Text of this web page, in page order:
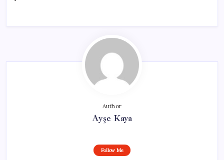
Author
Ayşe Kaya
Follow Me